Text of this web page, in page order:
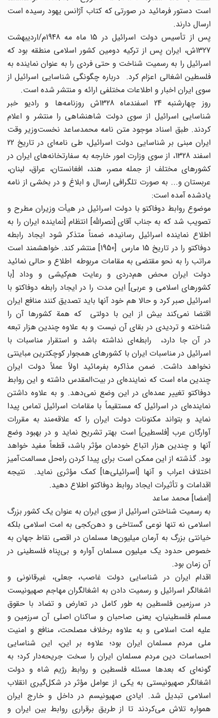
است دستور فرمائید در صورتی که کتاب آژانس یهود رسیده است
ارسال دارند.
پس از تأسیس دولت اسرائیل در 15 ماه مه 1948م/اردیبهشت
1327ش، ایران پس از ترکیه دومین کشور اسلامی منطقه بود که
اسرائیل را به رسمیت شناخت و حتی فردی را به عنوان نماینده به
فلسطین اشغالی اعزام کرد. درباره چگونگی شناسایی اسرائیل از
سوی ایران اخبار و اطلاعات مختلفی ارائه و منتشر شده است.
روز چهارشنبه 24 اسفندماه 1328ش روزنامه‌ها و رادیو خبر
شناسایی اسرائیل از سوی دولت شاهنشاهی را منتشر و اعلام
کردند. طبق اسناد موجود متن نامه محمدساعد نخست‌وزیر وقت
ایران مبنی بر شناسایی دولت اسرائیل، طی نامه‌ای در تاریخ 22
اسفند 1328، از سوی وزارت امور خارجه به سفارتخانه‌های ایران در
کشورهای مختلف از جمله مصر، هند، افغانستان، عراق، لبنان،
عربستان و... به صورت تلگرافی ارسال و ابلاغ و در بخشی از نامه
یادشده آمده است:
موضوع روابط دوفاکتو با دولت اسرائیل در هیأت وزیران مطرح و
تصویب شد که به جناب آقای [نصرالله] انتظام [نماینده ایران را به
اطلاع نماینده اسرائیل رسانیده، ضمناً متذکر شود ایجاد رابطه
دوفاکتو را در تاریخ 15 مارس [1950] منتشر کند. خواهشمند است
مراتب را به نحو مقتضی به مقامات مربوطه اطلاع و حالی نمائید
دولت ایران محض هم‌دردی و رعایت هم‌کیشی و وداد [با
کشورهای اسلامی و عربی] این مدت را در ایجاد رابطه دوفاکتو با
اسرائیل صبر کرد و حالا هم خود آنها باید تصدیق کنند منافع ایران
اقتضا نمی‌کند بیش از این با دولتی که همة کشورها آن را
شناخته و تردیدی در بقای آن نیست و به علاوه چندین هزار تبعه
در آن جا دارد، رابطه‌ای نداشته باشد و استقرار مناسبات با
اسرائیل در مناسبات ایران با کشورهای همجوار کوچکترین مباینتی
نخواهد داشت. ضمن مذاکره بفرمائید اولاً عملاً دولت ایران
چندین ماه است که نماینده‌ای در بیت‌المقدس داشته و این روابط
دوفاکتو تغییر عمده‌ای در این وضع نمی‌دهد. و به علاوه داشتن
نماینده‌ای در اسرائیل که مستقیماً با مقامات اسرائیل تماس پیدا
نماید و بتواند مکنونات دولت ایران را که علاقه‌مند به مقررات
آوارگان عرب [فلسطین] است بهتر تشریح نماید و در بهبود وضع
آنها و چندین هزار اتباع خودمان مؤثر باشد، قطعاً مفید خواهد
بود. گذشته از این ممکن است برای پیدا کردن راه‌حل مسالمت‌آمیز
اختلاف اعراب و آنها [اسرائیلی‌ها] کمک مؤثری نماید. نتیجه
اقدامات و تأثیرات ایجاد روابط دوفاکتو اطلاع دهید.
[امضا] محمد ساعد
به رسمیت شناختن اسرائیل از سوی ایران به عنوان یک کشور بزرگ
اسلامی نه تنها نوعی گستاخی و دهن‌کجی به امت اسلامی بلکه
خیانتی بزرگ به آرمان میلیون‌‌ها مسلمان در اقصی‌ نقاط جهان به
خصوص حدود یک میلیون مسلمان آواره و بی‌پناه فلسطینی در
آن زمان بود.
اقدام ایران در شناسایی دولت غاصب، جعلی، غیرقانونی و
اشغالگر اسرائیل و رسمیت دادن به اشغالگران مهاجم صهیونیست
در سرزمین فلسطین به طور کامل در تعارض و تضاد با حقوق
مسلم فلسطینیان، یعنی صاحبان و ساکنان اصلی آن سرزمین و
علیه امت اسلامی و به علاوه برخلاف مصلحت، منافع و امنیت
ملی مردم مسلمان ایران بود؛ علاوه بر این، این شناسایی‌
احساسات دین مردم مسلمان ایران را سخت جریحه‌دار کرد؛ به
گونه‌ای که بعدها مسئله فلسطین و روابط رژیم شاه و دولت
اشغالگر صهیونیستی به یکی از عوامل مؤثر در شکل‌گیری انقلاب
اسلامی تبدیل شد. ایادی صهیونیسم در داخل و خارج ایران
همواره تلاش می‌کردند تا از طریق برقراری روابط بین‌ ایران و